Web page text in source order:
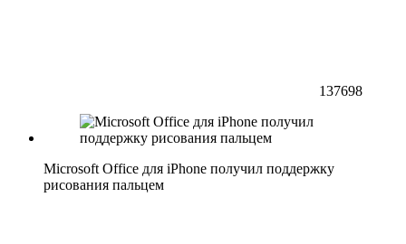
137698
Microsoft Office для iPhone получил поддержку
рисования пальцем